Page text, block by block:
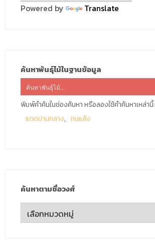
Powered by Translate
ค้นหาพันธุ์ไม้ในฐานข้อมูล
พิมพ์คำค้นในช่องค้นหา หรือลองใช้คำค้นหาเหล่านี้:
แดดปานกลาง
ทนแล้ง
ค้นหาตามชื่อวงศ์
ค้นหา
ตาม